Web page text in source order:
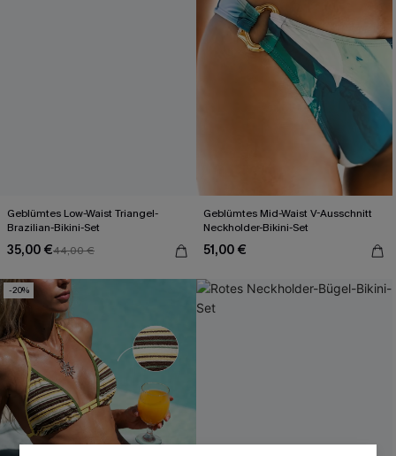
Geblümtes Low-Waist Triangel-
Brazilian-Bikini-Set
35,00 €44,00 €
Geblümtes Mid-Waist V-Ausschnitt
Neckholder-Bikini-Set
51,00 €
-20%